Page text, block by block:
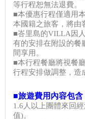
等行程恕無法退費。
■本優惠行程僅適用
本國籍之旅客，將由
■峇里島的VILLA因
有的安排在附設的餐
間享用。
■本行程餐廳將視餐
行程安排做調整，造
■旅遊費用內容包含
1.6人以上團體來回
值)。